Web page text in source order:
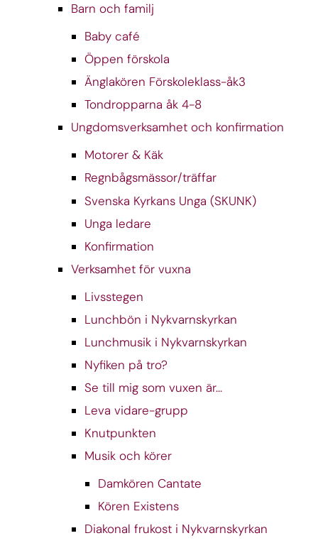
Barn och familj
Baby café
Öppen förskola
Änglakören Förskoleklass-åk3
Tondropparna åk 4-8
Ungdomsverksamhet och konfirmation
Motorer & Käk
Regnbågsmässor/träffar
Svenska Kyrkans Unga (SKUNK)
Unga ledare
Konfirmation
Verksamhet för vuxna
Livsstegen
Lunchbön i Nykvarnskyrkan
Lunchmusik i Nykvarnskyrkan
Nyfiken på tro?
Se till mig som vuxen är...
Leva vidare-grupp
Knutpunkten
Musik och körer
Damkören Cantate
Kören Existens
Diakonal frukost i Nykvarnskyrkan